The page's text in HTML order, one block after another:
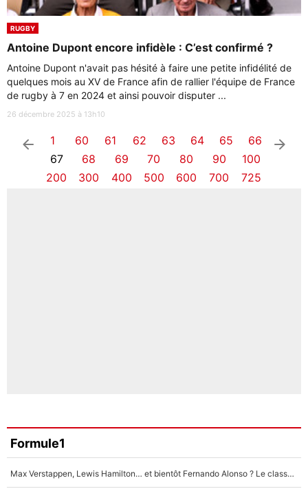
RUGBY
Antoine Dupont encore infidèle : C’est confirmé ?
Antoine Dupont n'avait pas hésité à faire une petite infidélité de
quelques mois au XV de France afin de rallier l'équipe de France
de rugby à 7 en 2024 et ainsi pouvoir disputer ...
26 décembre 2025 à 13h10
arrow_left 1 60 61 62 63 64 65
66
67
68 69 70 80 90
100
200
300 400 500 600 700 725
arrow_right
Formule1
Max Verstappen, Lewis Hamilton… et bientôt Fernando Alonso ? Le classement des pilotes les mieux payés en Formule 1 risque de changer !